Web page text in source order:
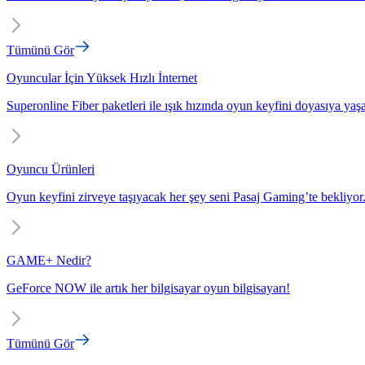
Tümünü Gör
Oyuncular İçin Yüksek Hızlı İnternet
Superonline Fiber paketleri ile ışık hızında oyun keyfini doyasıya
Oyuncu Ürünleri
Oyun keyfini zirveye taşıyacak her şey seni Pasaj Gaming’te bekliyor.
GAME+ Nedir?
GeForce NOW ile artık her bilgisayar oyun bilgisayarı!
Tümünü Gör